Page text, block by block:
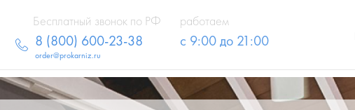
Бесплатный звонок по РФ
8 (800) 600-23-38
order@prokarniz.ru
работаем
с 9:00 до 21:00